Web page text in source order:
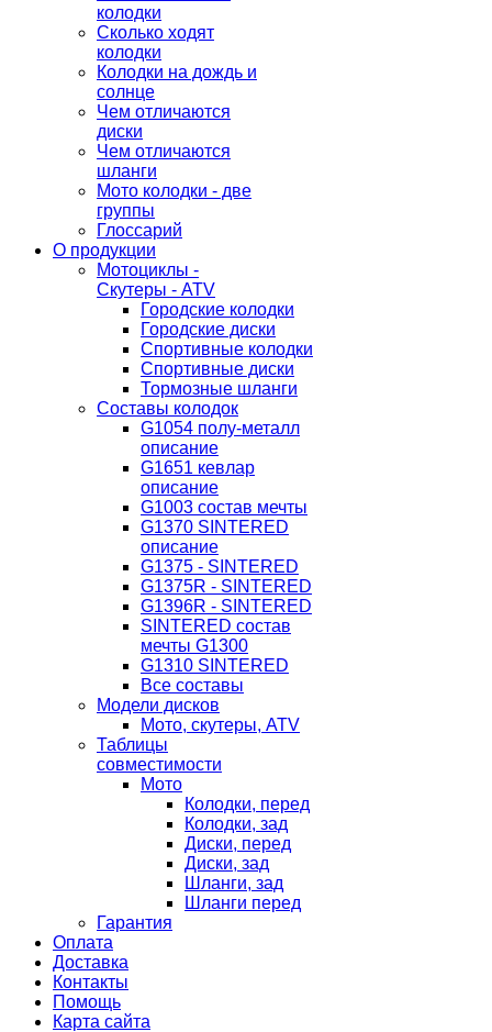
колодки
Сколько ходят
колодки
Колодки на дождь и
солнце
Чем отличаются
диски
Чем отличаются
шланги
Мото колодки - две
группы
Глоссарий
О продукции
Мотоциклы -
Скутеры - ATV
Городские колодки
Городские диски
Спортивные колодки
Спортивные диски
Тормозные шланги
Составы колодок
G1054 полу-металл
описание
G1651 кевлар
описание
G1003 состав мечты
G1370 SINTERED
описание
G1375 - SINTERED
G1375R - SINTERED
G1396R - SINTERED
SINTERED состав
мечты G1300
G1310 SINTERED
Все составы
Модели дисков
Мото, скутеры, ATV
Таблицы
совместимости
Мото
Колодки, перед
Колодки, зад
Диски, перед
Диски, зад
Шланги, зад
Шланги перед
Гарантия
Оплата
Доставка
Контакты
Помощь
Карта сайта